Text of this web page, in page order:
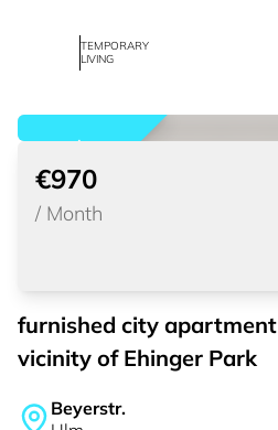
TEMPORARY
LIVING
rented
€970
/ Month
furnished city
vicinity of Ehinger Park
Beyerstr.